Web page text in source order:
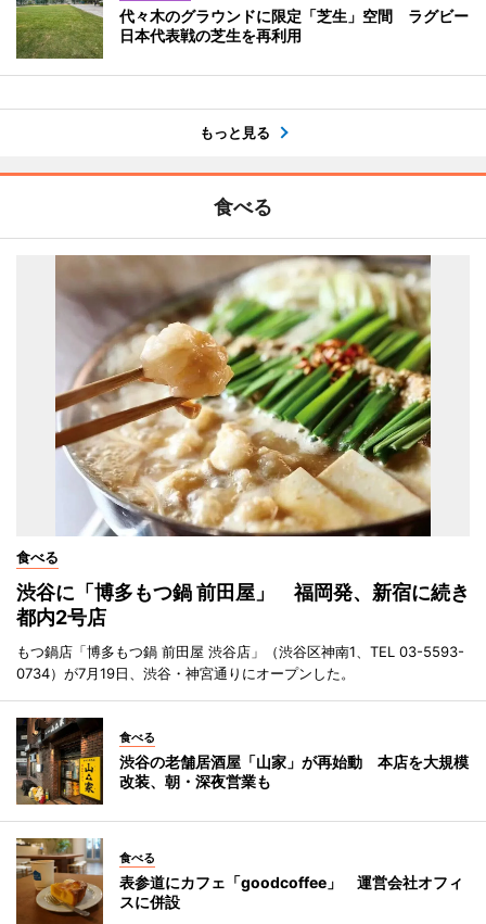
代々木のグラウンドに限定「芝生」空間 ラグビー
日本代表戦の芝生を再利用
もっと見る
食べる
食べる
渋谷に「博多もつ鍋 前田屋」 福岡発、新宿に続き
都内2号店
もつ鍋店「博多もつ鍋 前田屋 渋谷店」（渋谷区神南1、TEL 03-5593-
0734）が7月19日、渋谷・神宮通りにオープンした。
食べる
渋谷の老舗居酒屋「山家」が再始動 本店を大規模
改装、朝・深夜営業も
食べる
表参道にカフェ「goodcoffee」 運営会社オフィ
スに併設